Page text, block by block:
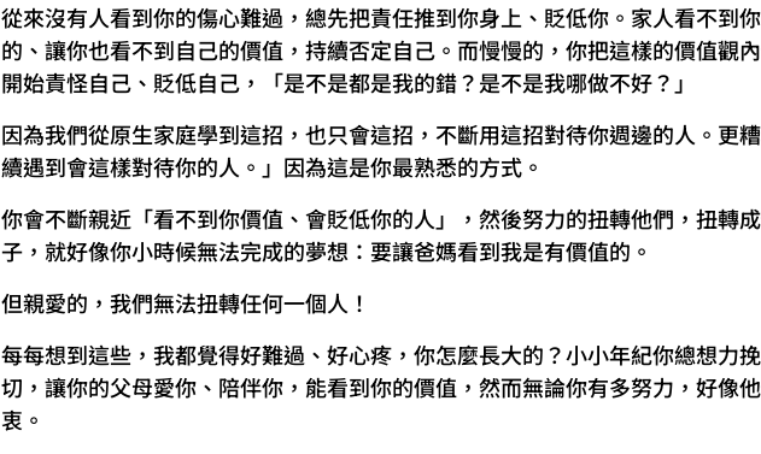
從來沒有人看到你的傷心難過，總先把責任推到你身上、貶低你。家人看不到
的、讓你也看不到自己的價值，持續否定自己。而慢慢的，你把這樣的價值觀
開始責怪自己、貶低自己，「是不是都是我的錯？是不是我哪做不好？」
因為我們從原生家庭學到這招，也只會這招，不斷用這招對待你週邊的人。更
續遇到會這樣對待你的人。」因為這是你最熟悉的方式。
你會不斷親近「看不到你價值、會貶低你的人」，然後努力的扭轉他們，扭轉
子，就好像你小時候無法完成的夢想：要讓爸媽看到我是有價值的。
但親愛的，我們無法扭轉任何一個人！
每每想到這些，我都覺得好難過、好心疼，你怎麼長大的？小小年紀你總想力
切，讓你的父母愛你、陪伴你，能看到你的價值，然而無論你有多努力，好像
衷。